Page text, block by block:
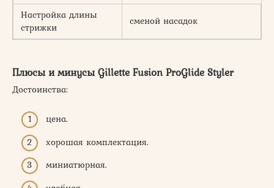
Настройка длины
стрижки
сменой насадок
Плюсы и минусы Gillette Fusion ProGlide Styler
Достоинства:
цена.
хорошая комплектация.
миниатюрная.